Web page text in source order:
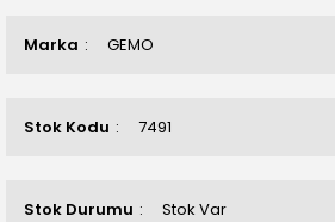
Marka GEMO
Stok Kodu 7491
Stok Durumu Stok Var